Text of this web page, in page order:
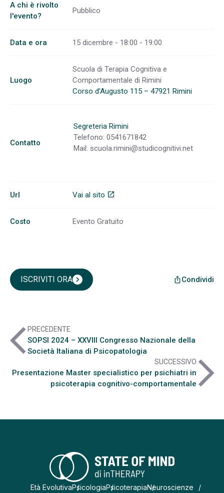
A chi è rivolto
l'evento?
Pubblico
Data e ora 15 dicembre - 18:00 - 19:00
Luogo
Scuola di Terapia Cognitiva e
Comportamentale di Rimini
Corso d’Augusto 115 – 47921 Rimini
Contatto
Segreteria Rimini
Telefono: 0541671842
Mail: scuola.rimini@studicognitivi.net
Url Vai al sito open_in_new
Costo Evento Gratuito
ISCRIVITI ORAchevron_right ios_shareCondividi
arrow_back_iosPRECEDENTE
SOPSI 2024 – XXVIII Congresso Nazionale della
Società Italiana di Psicopatologia
SUCCESSIVO
Presentazione Master specialistico per psichiatri in
psicoterapia cognitivo-comportamentalearrow_forward_ios
Età EvolutivaPsicologiaPsicoterapiaNeuroscienze